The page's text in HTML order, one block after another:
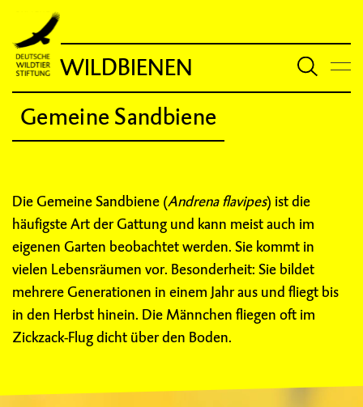
WILDBIENEN
Gemeine Sandbiene
Die Gemeine Sandbiene (Andrena flavipes) ist die
häufigste Art der Gattung und kann meist auch im
eigenen Garten beobachtet werden. Sie kommt in
vielen Lebensräumen vor. Besonderheit: Sie bildet
mehrere Generationen in einem Jahr aus und fliegt bis
in den Herbst hinein. Die Männchen fliegen oft im
Zickzack-Flug dicht über den Boden.